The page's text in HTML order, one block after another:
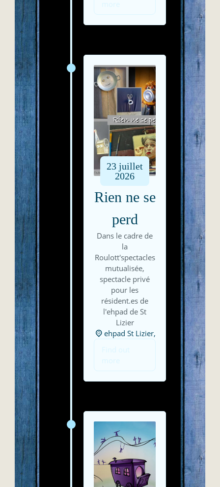
more
23 juillet
2026
Rien ne se
perd
Dans le cadre de
la
Roulott'spectacles
mutualisée,
spectacle privé
pour les
résident.es de
l'ehpad de St
Lizier
ehpad St Lizier,
Find out
more